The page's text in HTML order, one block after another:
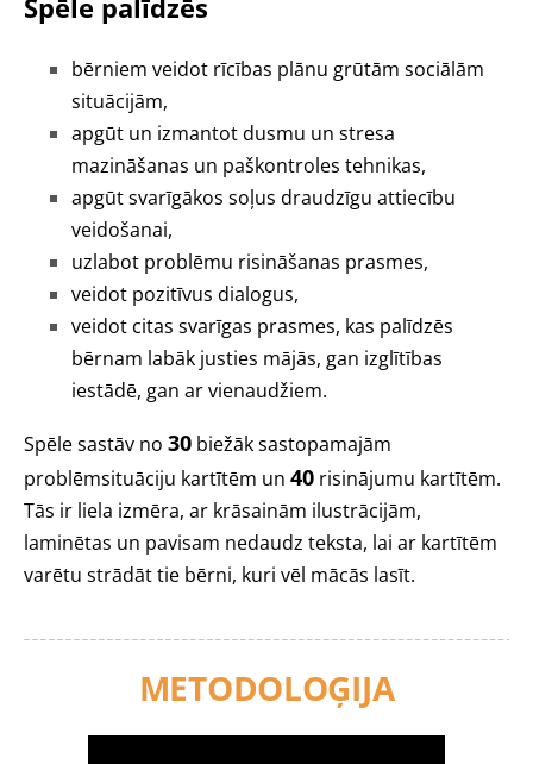
Spēle palīdzēs
bērniem veidot rīcības plānu grūtām sociālām
situācijām,
apgūt un izmantot dusmu un stresa
mazināšanas un paškontroles tehnikas,
apgūt svarīgākos soļus draudzīgu attiecību
veidošanai,
uzlabot problēmu risināšanas prasmes,
veidot pozitīvus dialogus,
veidot citas svarīgas prasmes, kas palīdzēs
bērnam labāk justies mājās, gan izglītības
iestādē, gan ar vienaudžiem.
Spēle sastāv no 30 biežāk sastopamajām
problēmsituāciju kartītēm un 40 risinājumu kartītēm.
Tās ir liela izmēra, ar krāsainām ilustrācijām,
laminētas un pavisam nedaudz teksta, lai ar kartītēm
varētu strādāt tie bērni, kuri vēl mācās lasīt.
METODOLOĢIJA